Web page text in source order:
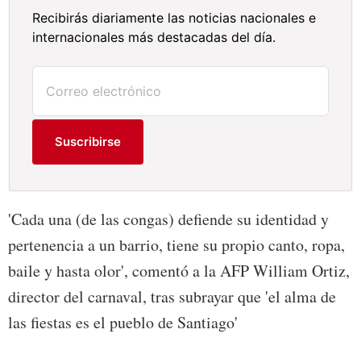
Recibirás diariamente las noticias nacionales e
internacionales más destacadas del día.
Suscribirse
'Cada una (de las congas) defiende su identidad y
pertenencia a un barrio, tiene su propio canto, ropa,
baile y hasta olor', comentó a la AFP William Ortiz,
director del carnaval, tras subrayar que 'el alma de
las fiestas es el pueblo de Santiago'